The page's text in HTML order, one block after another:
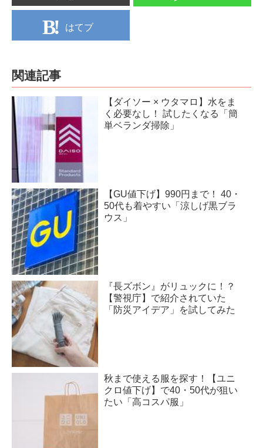
はてブ
関連記事
【ダイソー × ウタマロ】水をま
く必要なし！ 試したくなる「簡
単ベランダ掃除」
【GU値下げ】990円まで！ 40・
50代も着やすい「涼しげ黒ブラ
ウス」
『長ズボン』がリュックに！？
【警視庁】で紹介されていた
「防災アイデア」を試してみた
秋まで使える服を探す！【ユニ
クロ値下げ】で40・50代が狙い
たい「高コスパ服」